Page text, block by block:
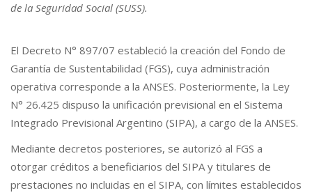
de la Seguridad Social (SUSS).
El Decreto N° 897/07 estableció la creación del Fondo de
Garantía de Sustentabilidad (FGS), cuya administración
operativa corresponde a la ANSES. Posteriormente, la Ley
N° 26.425 dispuso la unificación previsional en el Sistema
Integrado Previsional Argentino (SIPA), a cargo de la ANSES.
Mediante decretos posteriores, se autorizó al FGS a
otorgar créditos a beneficiarios del SIPA y titulares de
prestaciones no incluidas en el SIPA, con límites establecidos